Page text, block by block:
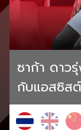
ซาก้า ดาว
กับแอสซิส